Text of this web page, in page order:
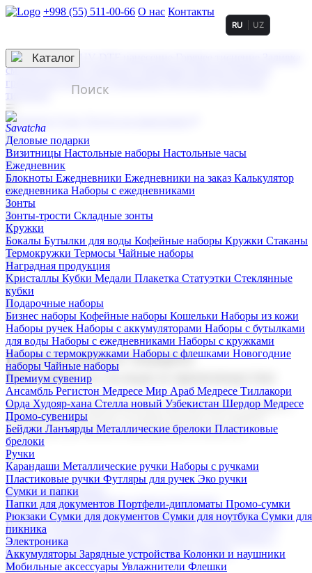
+998 (55) 511-00-66 О нас Контакты
3D гравировка
смолой (Doming)
гравировка твердая
тиснение
RU UZ
☰
Контакты
Каталог
Деловые подарки
Визитницы Настольные наборы Настольные часы
Ежедневник
Блокноты Ежедневники Ежедневники на заказ Калькулятор
ежедневника Наборы с ежедневниками
Зонты
Зонты-трости Складные зонты
Кружки
Бокалы Бутылки для воды Кофейные наборы Кружки Стаканы
Термокружки Термосы Чайные наборы
Наградная продукция
Kристаллы Кубки Медали Плакетка Статуэтки Стеклянные
кубки
Подарочные наборы
Бизнес наборы Кофейные наборы Кошельки Наборы из кожи
Наборы ручек Наборы с аккумуляторами Наборы с бутылками
для воды Наборы с ежедневниками Наборы с кружками
Наборы с термокружками Наборы с флешками Новогодние
наборы Чайные наборы
Премиум сувенир
Ансамбль Регистон Медресе Мир Араб Медресе Тиллакори
Орда Худояр-хана Стелла новый Узбекистан Шердор Медресе
Промо-сувениры
Бейджи Ланъярды Металлические брелоки Пластиковые
брелоки
Ручки
Карандаши Металлические ручки Наборы с ручками
Пластиковые ручки Футляры для ручек Эко ручки
Сумки и папки
Папки для документов Портфели-дипломаты Промо-сумки
Рюкзаки Сумки для документов Сумки для ноутбука Сумки для
пикника
Электроника
Аккумуляторы Зарядные устройства Колонки и наушники
Мобильные аксессуары Увлажнители Флешки
Корпоративные подарки
Поставка со склада и производство
Мы предлагаем широкий выбор корпоративных подарков и
сувениров с логотипом. В нашем каталоге вы найдете
продукцию для бизнеса, мероприятия и клиентов.
Подарочные наборы
Бизнес наборыКофейные наборы Кошельки
Наборы из кожиНаборы ручекНаборы с аккумуляторами
Наборы с бутылками для воды
Наборы с ежедневниками
Наборы с кружками
флешкамиНовогодние наборыЧайные наборы